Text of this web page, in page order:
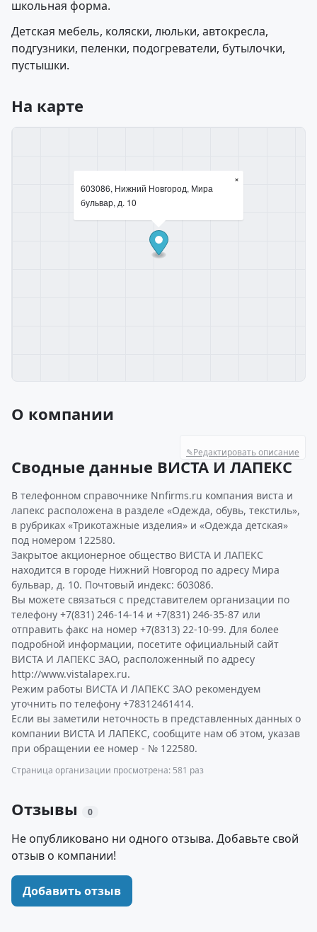
школьная форма.
Детская мебель, коляски, люльки, автокресла,
подгузники, пеленки, подогреватели, бутылочки,
пустышки.
На карте
603086, Нижний Новгород, Мира
бульвар, д. 10
×
О компании
✎Редактировать описание
Сводные данные ВИСТА И ЛАПЕКС
В телефонном справочнике Nnfirms.ru компания виста и
лапекс расположена в разделе «Одежда, обувь, текстиль»,
в рубриках «Трикотажные изделия» и «Одежда детская»
под номером 122580.
Закрытое акционерное общество ВИСТА И ЛАПЕКС
находится в городе Нижний Новгород по адресу Мира
бульвар, д. 10. Почтовый индекс: 603086.
Вы можете связаться с представителем организации по
телефону +7(831) 246-14-14 и +7(831) 246-35-87 или
отправить факс на номер +7(8313) 22-10-99. Для более
подробной информации, посетите официальный сайт
ВИСТА И ЛАПЕКС ЗАО, расположенный по адресу
http://www.vistalapex.ru.
Режим работы ВИСТА И ЛАПЕКС ЗАО рекомендуем
уточнить по телефону +78312461414.
Если вы заметили неточность в представленных данных о
компании ВИСТА И ЛАПЕКС, сообщите нам об этом, указав
при обращении ее номер - № 122580.
Страница организации просмотрена: 581 раз
Отзывы 0
Не опубликовано ни одного отзыва. Добавьте свой
отзыв о компании!
Добавить отзыв